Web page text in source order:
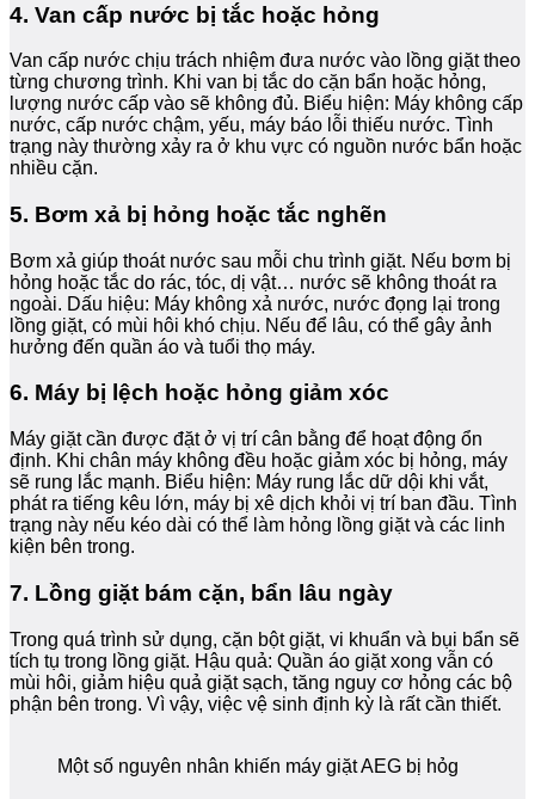
4. Van cấp nước bị tắc hoặc hỏng
Van cấp nước chịu trách nhiệm đưa nước vào lồng giặt theo
từng chương trình. Khi van bị tắc do cặn bẩn hoặc hỏng,
lượng nước cấp vào sẽ không đủ. Biểu hiện: Máy không cấp
nước, cấp nước chậm, yếu, máy báo lỗi thiếu nước. Tình
trạng này thường xảy ra ở khu vực có nguồn nước bẩn hoặc
nhiều cặn.
5. Bơm xả bị hỏng hoặc tắc nghẽn
Bơm xả giúp thoát nước sau mỗi chu trình giặt. Nếu bơm bị
hỏng hoặc tắc do rác, tóc, dị vật… nước sẽ không thoát ra
ngoài. Dấu hiệu: Máy không xả nước, nước đọng lại trong
lồng giặt, có mùi hôi khó chịu. Nếu để lâu, có thể gây ảnh
hưởng đến quần áo và tuổi thọ máy.
6. Máy bị lệch hoặc hỏng giảm xóc
Máy giặt cần được đặt ở vị trí cân bằng để hoạt động ổn
định. Khi chân máy không đều hoặc giảm xóc bị hỏng, máy
sẽ rung lắc mạnh. Biểu hiện: Máy rung lắc dữ dội khi vắt,
phát ra tiếng kêu lớn, máy bị xê dịch khỏi vị trí ban đầu. Tình
trạng này nếu kéo dài có thể làm hỏng lồng giặt và các linh
kiện bên trong.
7. Lồng giặt bám cặn, bẩn lâu ngày
Trong quá trình sử dụng, cặn bột giặt, vi khuẩn và bụi bẩn sẽ
tích tụ trong lồng giặt. Hậu quả: Quần áo giặt xong vẫn có
mùi hôi, giảm hiệu quả giặt sạch, tăng nguy cơ hỏng các bộ
phận bên trong. Vì vậy, việc vệ sinh định kỳ là rất cần thiết.
Một số nguyên nhân khiến máy giặt AEG bị hỏg